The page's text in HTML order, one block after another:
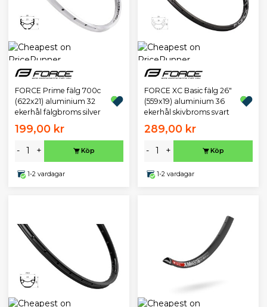
FORCE Prime fälg 700c
(622x21) aluminium 32
ekerhål fälgbroms silver
199,00 kr
- + Köp
1-2 vardagar
FORCE XC Basic fälg 26"
(559x19) aluminium 36
ekerhål skivbroms svart
289,00 kr
- + Köp
1-2 vardagar